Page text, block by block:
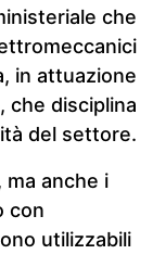
che
in attuazione
che disciplina
del settore.
anche i
con
utilizzabili